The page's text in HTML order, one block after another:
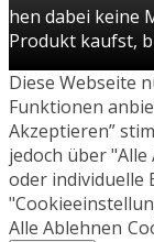
hen dabei keine
Produkt kaufst,
Diese Webseite
Funktionen
Akzeptieren”
jedoch über
oder individuelle
Alle Ablehnen